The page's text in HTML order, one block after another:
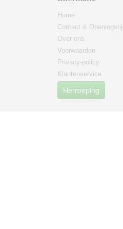
Home
Contact &
Over ons
Voorwaarden
Privacy-policy
Klantenservice
Herroeping